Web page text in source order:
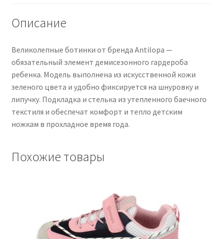
Описание
Великолепные ботинки от бренда Antilopa —
обязательный элемент демисезонного гардероба
ребенка. Модель выполнена из искусственной кожи
зеленого цвета и удобно фиксируется на шнуровку и
липучку. Подкладка и стелька из утепленного баечного
текстиля и обеспечат комфорт и тепло детским
ножкам в прохладное время года.
Похожие товары